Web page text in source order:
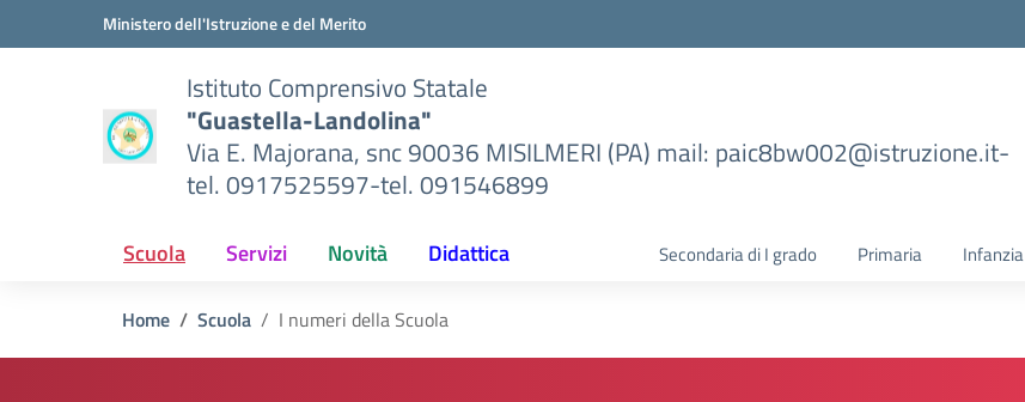
Vai ai contenuti
Vai al menu di navigazioneMinistero dell'Istruzione e del Merito
Istituto Comprensivo Statale
"Guastella-Landolina"
Via E. Majorana, snc 90036 MISILMERI (PA) mail: paic8bw002@istruzione.it-
tel. 0917525597-tel. 091546899
Scuola Servizi Novità Didattica Secondaria di I grado Primaria Infanzia
Home Scuola I numeri della Scuola